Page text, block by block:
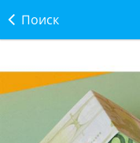
Поиск